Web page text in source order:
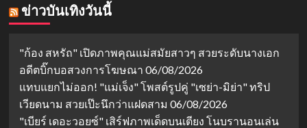
สิงหาคม
2562
ข่าวบันเทิงวันนี้
"ก้อง สหรัถ" เปิดภาพคุณแม่สมัยสาวๆ สวยระดับนางเอก
อดีตบิ๊กบอสวงการโฆษณา 06/08/2026
แทบแยกไม่ออก! "แม่เจ็ง" โพสต์รูปคู่ "เซย่า-มิย่า" ทริป
เวียดนาม สวยเป๊ะนึกว่าแฝดสาม 06/08/2026
"เบียร์ เดอะวอยซ์" เสิร์ฟภาพเด็ดบนเตียง โนบรานอนเล่น